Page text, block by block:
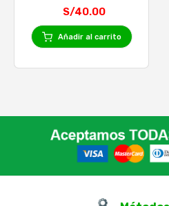
S/40.00
Añadir al carrito